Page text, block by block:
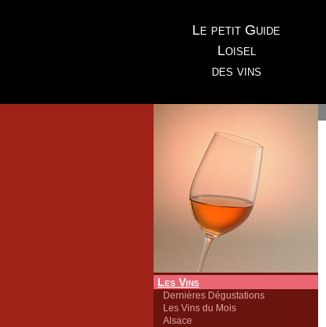
Le petit Guide
Loisel
des vins
Les Vins
Dernières Dégustations
Les Vins du Mois
Alsace